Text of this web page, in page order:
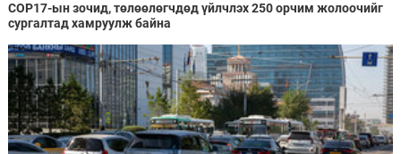
COP17-ын зочид, төлөөлөгчдөд үйлчлэх 250 орчим жолоочийг
сургалтад хамруулж байна